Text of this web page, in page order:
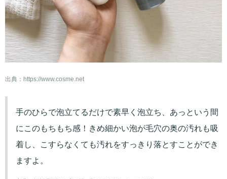
出典： https://www.cosme.net
手のひらで泡立てるだけで素早く泡立ち、あっという間
にこのもちもち感！きめ細かい泡が毛穴の奥の汚れも吸
着し、こすらなくても汚れをすっきり落とすことができ
ますよ。